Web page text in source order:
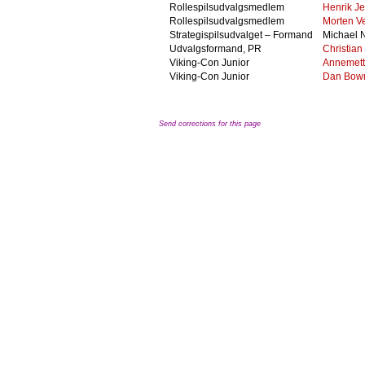
Rollespilsudvalgsmedlem
Henrik
Rollespilsudvalgsmedlem
Morten
Strategispilsudvalget – Formand
Michael
Udvalgsformand, PR
Christian
Viking-Con Junior
Viking-Con Junior
Dan
Send corrections for this page